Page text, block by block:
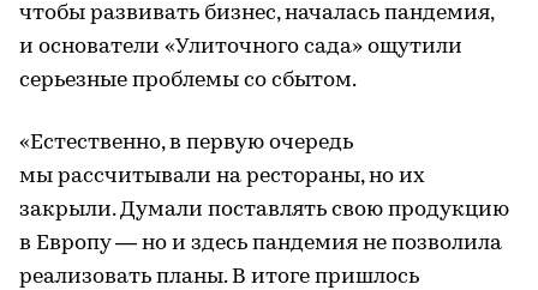
чтобы развивать бизнес, началась пандемия,
и основатели «Улиточного сада» ощутили
серьезные проблемы со сбытом.
«Естественно, в первую очередь
мы рассчитывали на рестораны, но их
закрыли. Думали поставлять свою продукцию
в Европу — но и здесь пандемия не позволила
реализовать планы. В итоге пришлось